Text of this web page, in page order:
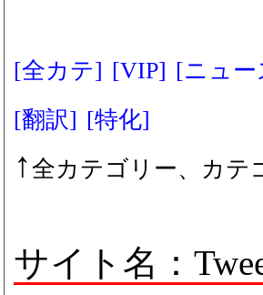
[全カテ] [VIP] [ニュー
[翻訳] [特化]
↑全カテゴリー、カテ
サイト名：